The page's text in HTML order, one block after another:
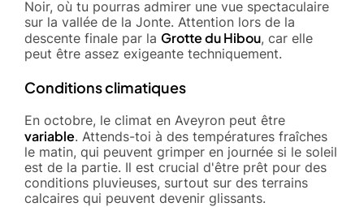
Noir, où tu pourras admirer une vue spectaculaire
sur la vallée de la Jonte. Attention lors de la
descente finale par la Grotte du Hibou, car elle
peut être assez exigeante techniquement.
Conditions climatiques
En octobre, le climat en Aveyron peut être
variable. Attends-toi à des températures fraîches
le matin, qui peuvent grimper en journée si le soleil
est de la partie. Il est crucial d'être prêt pour des
conditions pluvieuses, surtout sur des terrains
calcaires qui peuvent devenir glissants.